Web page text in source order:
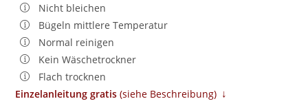
Nicht bleichen
Bügeln mittlere Temperatur
Normal reinigen
Kein Wäschetrockner
Flach trocknen
Einzelanleitung gratis ​ (siehe Beschreibung) ↓